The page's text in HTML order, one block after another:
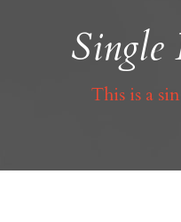
This is a